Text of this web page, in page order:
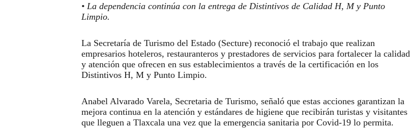
• La dependencia continúa con la entrega de Distintivos de Calidad H, M y Punto
Limpio.
La Secretaría de Turismo del Estado (Secture) reconoció el trabajo que realizan
empresarios hoteleros, restauranteros y prestadores de servicios para fortalecer la calidad
y atención que ofrecen en sus establecimientos a través de la certificación en los
Distintivos H, M y Punto Limpio.
Anabel Alvarado Varela, Secretaria de Turismo, señaló que estas acciones garantizan la
mejora continua en la atención y estándares de higiene que recibirán turistas y visitantes
que lleguen a Tlaxcala una vez que la emergencia sanitaria por Covid-19 lo permita.